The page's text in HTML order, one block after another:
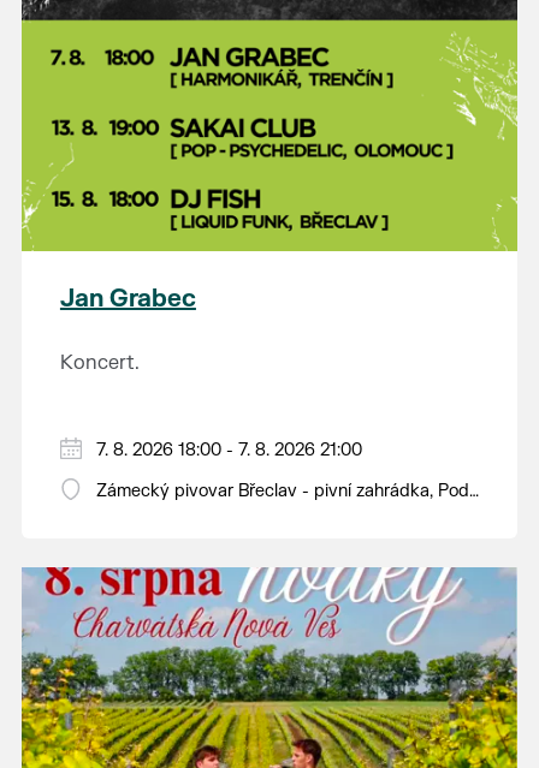
Jan Grabec
Koncert.
7. 8. 2026 18:00 - 7. 8. 2026 21:00
Zámecký pivovar Břeclav - pivní zahrádka, Pod